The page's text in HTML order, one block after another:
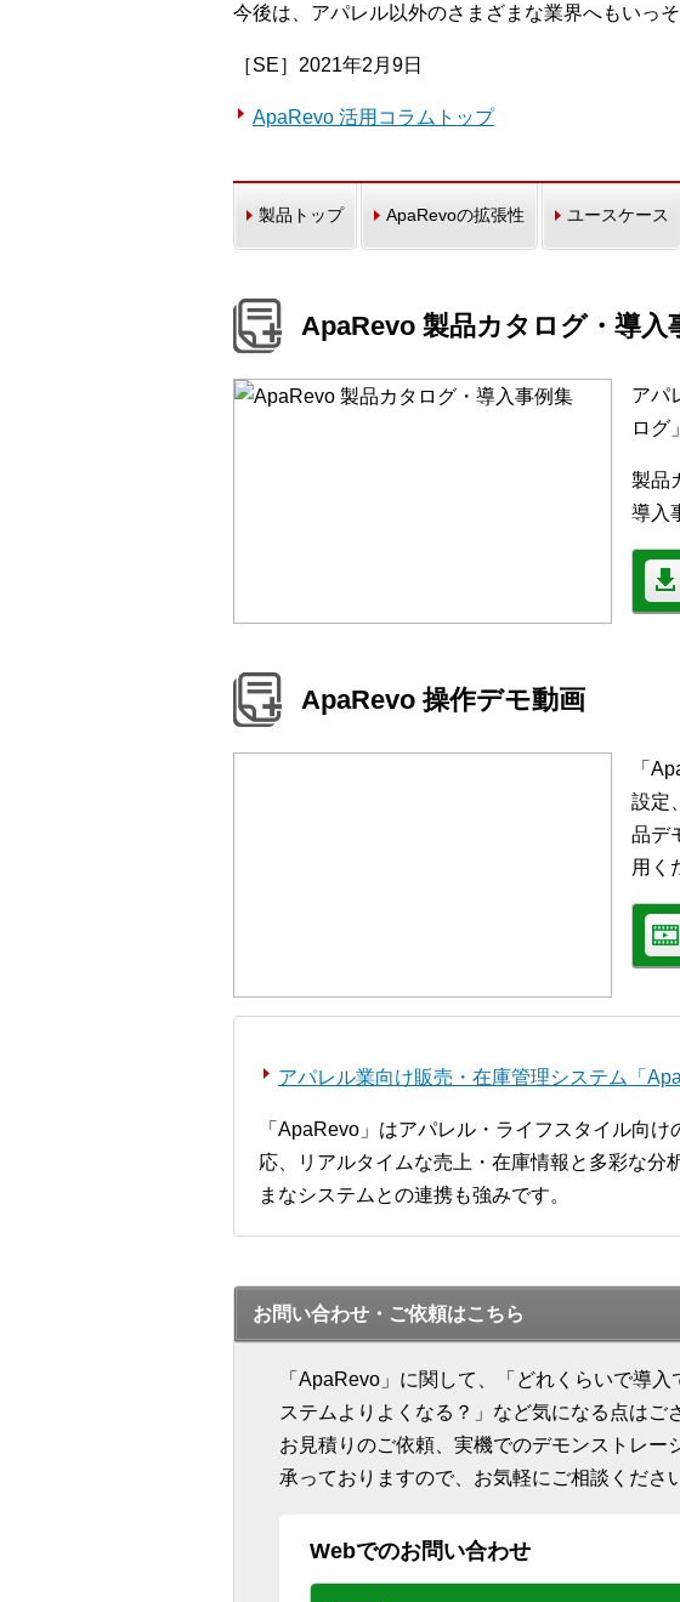
今後は、アパレル以外のさまざまな業界へもいっ
［SE］2021年2月9日
ApaRevo 活用コラムトップ
製品トップ ApaRevoの拡張性 ユースケース
ApaRevo 製品カタログ・導入
アパ
ログ
製品
導入
ApaRevo 操作デモ動画
「
設定
品デ
用く
アパレル業向け販売・在庫管理システム「
「ApaRevo」はアパレル・ライフスタイル向
応、リアルタイムな売上・在庫情報と多彩な
まなシステムとの連携も強みです。
お問い合わせ・ご依頼はこちら
「ApaRevo」に関して、「どれくらいで導
ステムよりよくなる？」など気になる点はご
お見積りのご依頼、実機でのデモンストレー
承っておりますので、お気軽にご相談くださ
Webでのお問い合わせ